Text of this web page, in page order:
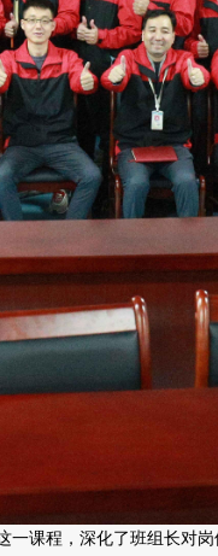
课程，深化了班组长对